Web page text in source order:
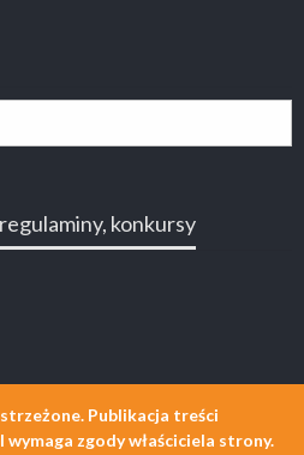
konkursy
Publikacja treści
zgody właściciela strony.